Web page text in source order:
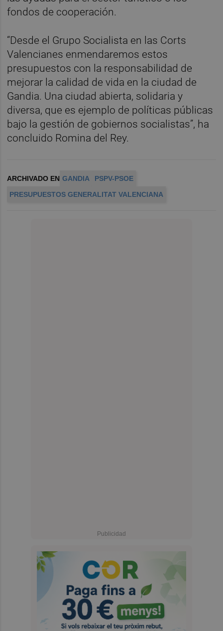
fondos de cooperación.
“Desde el Grupo Socialista en las Corts
Valencianes enmendaremos estos
presupuestos con la responsabilidad de
mejorar la calidad de vida en la ciudad de
Gandia. Una ciudad abierta, solidaria y
diversa, que es ejemplo de políticas públicas
bajo la gestión de gobiernos socialistas”, ha
concluido Romina del Rey.
ARCHIVADO EN GANDIA
PSPV-PSOE
PRESUPUESTOS GENERALITAT VALENCIANA